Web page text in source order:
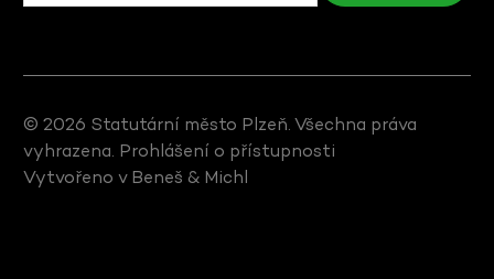
© 2026 Statutární město Plzeň. Všechna práva
vyhrazena. Prohlášení o přístupnosti
Vytvořeno vBeneš & Michl